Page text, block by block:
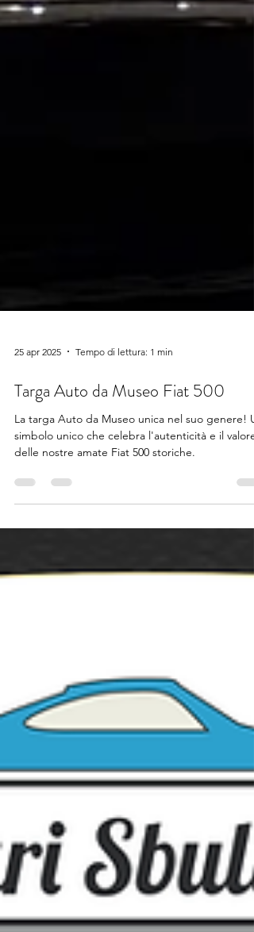
25 apr 2025 Tempo di lettura: 1 min
Targa Auto da Museo Fiat 500
La targa Auto da Museo unica nel suo genere!
delle nostre amate Fiat 500 storiche.